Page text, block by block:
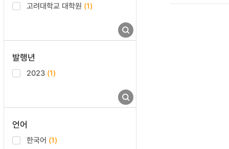
고려대학교 대학원 (1)
발행년
2023 (1)
언어
한국어 (1)